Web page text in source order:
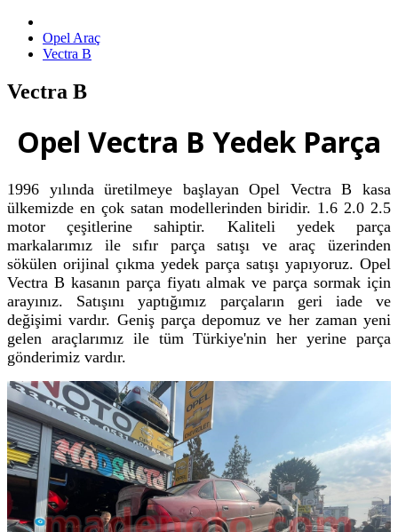
Opel Araç
Vectra B
Vectra B
Opel Vectra B Yedek Parça
1996 yılında üretilmeye başlayan Opel Vectra B kasa
ülkemizde en çok satan modellerinden biridir. 1.6 2.0 2.5
motor çeşitlerine sahiptir. Kaliteli yedek parça
markalarımız ile sıfır parça satışı ve araç üzerinden
sökülen orijinal çıkma yedek parça satışı yapıyoruz. Opel
Vectra B kasanın parça fiyatı almak ve parça sormak için
arayınız. Satışını yaptığımız parçaların geri iade ve
değişimi vardır. Geniş parça depomuz ve her zaman yeni
gelen araçlarımız ile tüm Türkiye'nin her yerine parça
gönderimiz vardır.